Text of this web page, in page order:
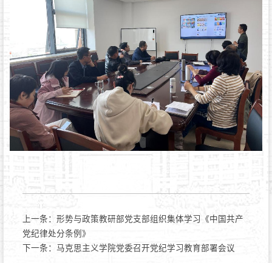
上一条： 形势与政策教研部党支部组织集体学习《中国共产
党纪律处分条例》
下一条： 马克思主义学院党委召开党纪学习教育部署会议